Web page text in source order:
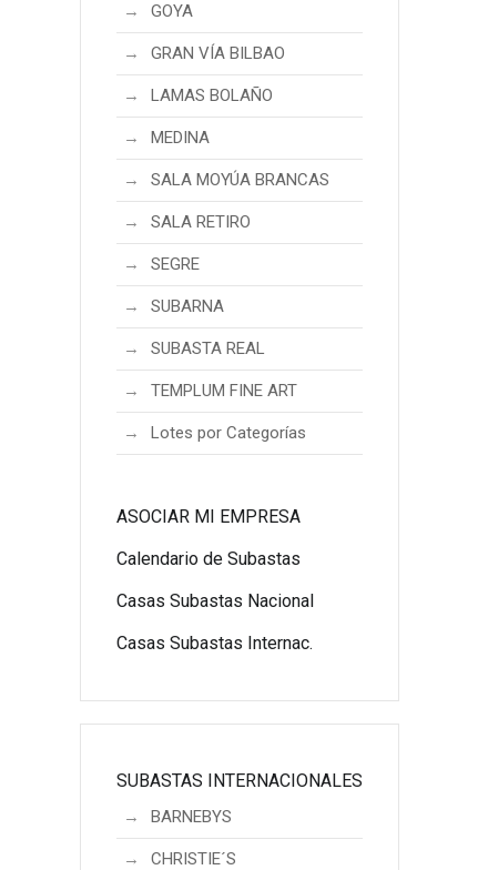
GOYA
GRAN VÍA BILBAO
LAMAS BOLAÑO
MEDINA
SALA MOYÚA BRANCAS
SALA RETIRO
SEGRE
SUBARNA
SUBASTA REAL
TEMPLUM FINE ART
Lotes por Categorías
ASOCIAR MI EMPRESA
Calendario de Subastas
Casas Subastas Nacional
Casas Subastas Internac.
SUBASTAS INTERNACIONALES
BARNEBYS
CHRISTIE´S